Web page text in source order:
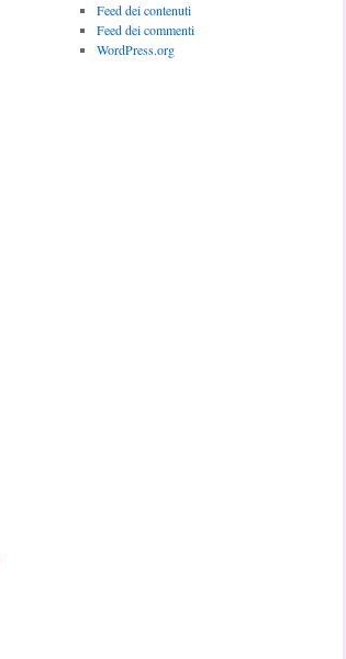
Feed dei contenuti
Feed dei commenti
WordPress.org